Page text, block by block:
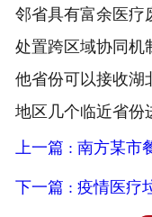
邻省具有富余医疗
处置跨区域协同机
他省份可以接收湖
地区几个临近省份
上一篇 : 南方某市
下一篇 : 疫情医疗